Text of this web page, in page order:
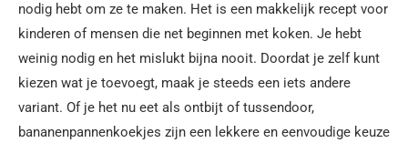
nodig hebt om ze te maken. Het is een makkelijk recept voor
kinderen of mensen die net beginnen met koken. Je hebt
weinig nodig en het mislukt bijna nooit. Doordat je zelf kunt
kiezen wat je toevoegt, maak je steeds een iets andere
variant. Of je het nu eet als ontbijt of tussendoor,
bananenpannenkoekjes zijn een lekkere en eenvoudige keuze